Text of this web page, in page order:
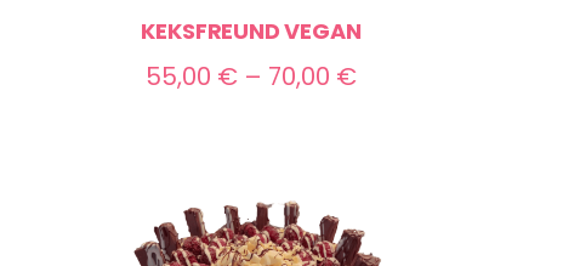
KEKSFREUND VEGAN
55,00 € – 70,00 €Preisspanne: